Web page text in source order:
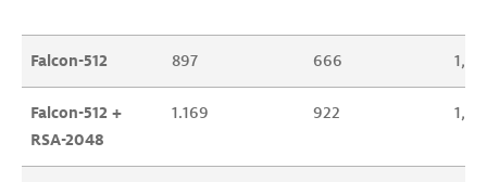
Falcon-512 897 666 1,4
Falcon-512 +
RSA-2048
1.169 922 1,7